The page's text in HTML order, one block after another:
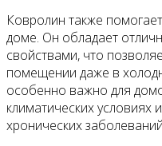
Ковролин также
доме. Он обладает
свойствами, что
помещении даже в
особенно важно для
климатических
хронических